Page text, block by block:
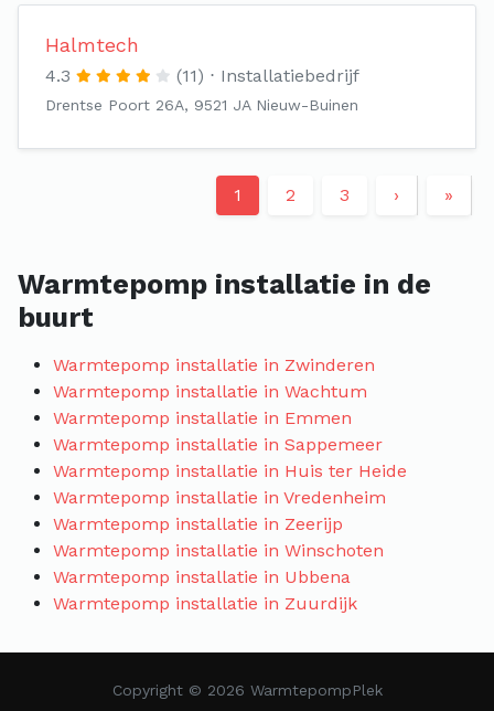
Halmtech
4.3 (11) Installatiebedrijf
Drentse Poort 26A, 9521 JA Nieuw-Buinen
1 2 3 › »
Warmtepomp installatie in de
buurt
Warmtepomp installatie in Zwinderen
Warmtepomp installatie in Wachtum
Warmtepomp installatie in Emmen
Warmtepomp installatie in Sappemeer
Warmtepomp installatie in Huis ter Heide
Warmtepomp installatie in Vredenheim
Warmtepomp installatie in Zeerijp
Warmtepomp installatie in Winschoten
Warmtepomp installatie in Ubbena
Warmtepomp installatie in Zuurdijk
Copyright © 2026 WarmtepompPlek